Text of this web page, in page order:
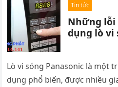
Tin tức
Những
dụng lò vi
Lò vi sóng Panasonic là một
dụng phổ biến, được nhiều